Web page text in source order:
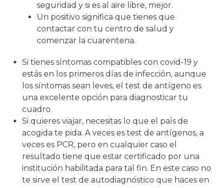
seguridad y si es al aire libre, mejor.
Un positivo significa que tienes que
contactar con tu centro de salud y
comenzar la cuarentena.
Si tienes síntomas compatibles con covid-19 y
estás en los primeros días de infección, aunque
los síntomas sean leves, el test de antígeno es
una excelente opción para diagnosticar tu
cuadro.
Si quieres viajar, necesitas lo que el país de
acogida te pida. A veces es test de antígenos, a
veces es PCR, pero en cualquier caso el
resultado tiene que estar certificado por una
institución habilitada para tal fin. En este caso no
te sirve el test de autodiagnóstico que haces en